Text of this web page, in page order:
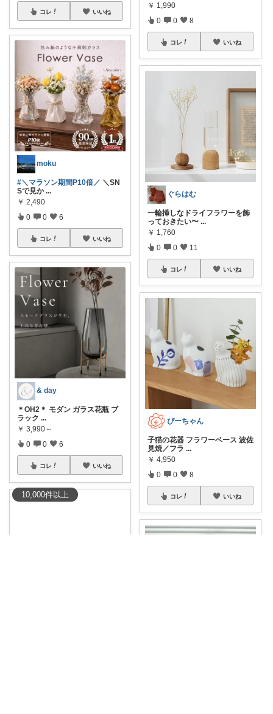
10,000件以上
コレ いいね
moku
#＼マラソン期間P10倍／ ＼SN
Sで見か ...
￥ 2,490
0 0 6
コレ いいね
& day
＊OH2＊ モダン ガラス花瓶 ブ
ラック ...
￥ 3,990～
0 0 6
コレ いいね
￥ 1,990
0 0 8
コレ いいね
ぐらはむ
一輪挿しなドライフラワーを飾
っておきたい〜 ...
￥ 1,760
0 0 11
コレ いいね
ぴーちゃん
子猫の花器 フラワーベース 波佐
見焼／フラ ...
￥ 4,950
0 0 8
コレ いいね